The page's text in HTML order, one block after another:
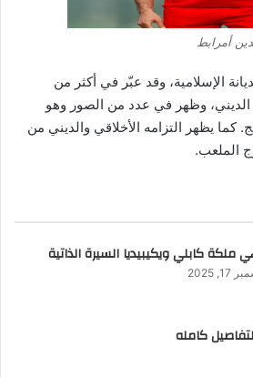
أمرابط
الإسلامية، وقد عبّر في أكثر من
الديني، وظهر في عدد من الصور وهو
كما يظهر التزامه الأخلاقي والديني من
الملعب.
كابلي ويكيبيديا السيرة الذاتية
2025
كامله